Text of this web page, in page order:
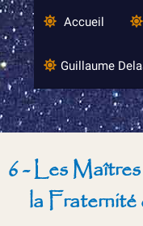
Accueil
Guillaume
6 - Les
la Fraternité